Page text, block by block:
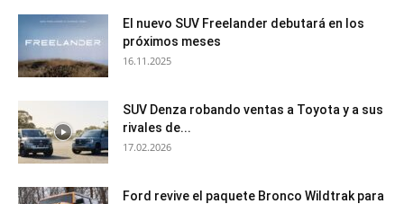
El nuevo SUV Freelander debutará en los
próximos meses
16.11.2025
SUV Denza robando ventas a Toyota y a sus
rivales de...
17.02.2026
Ford revive el paquete Bronco Wildtrak para